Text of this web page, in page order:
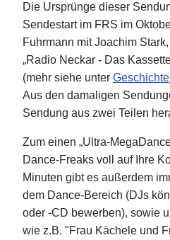
Die Ursprünge dieser
Sendestart im FRS im
Fuhrmann mit Joachim
„Radio Neckar - Das
(mehr siehe unter Geschichte
Aus den damaligen
Sendung aus zwei Teilen
Zum einen „Ultra-
Dance-Freaks voll auf Ihre
Minuten gibt es außerdem
dem Dance-Bereich (DJs
oder -CD bewerben), sowie
wie z.B. "Frau Kächele und